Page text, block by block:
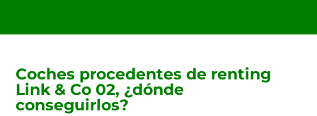
Coches procedentes de renting
Link & Co 02, ¿dónde
conseguirlos?